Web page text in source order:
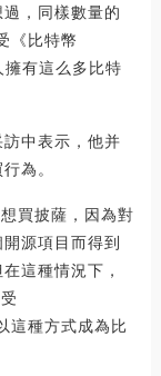
，同樣數量的
《比特幣
有這么多比特
中表示，他并
為。
買披薩，因為對
源項目而得到
這種情況下，
這種方式成為比